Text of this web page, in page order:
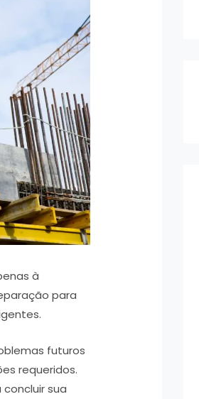
à
para
futuros
requeridos.
sua